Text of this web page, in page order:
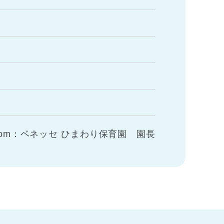
：ベネッセ ひまわり保育園 園長